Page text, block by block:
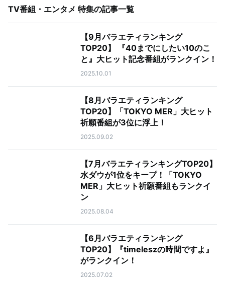
TV番組・エンタメ 特集の記事一覧
【9月バラエティランキング
TOP20】 『40までにしたい10のこ
と』大ヒット記念番組がランクイン！
2025.10.01
【8月バラエティランキング
TOP20】「TOKYO MER」大ヒット
祈願番組が3位に浮上！
2025.09.02
【7月バラエティランキングTOP20】
水ダウが1位をキープ！「TOKYO
MER」大ヒット祈願番組もランクイ
ン
2025.08.04
【6月バラエティランキング
TOP20】『timeleszの時間ですよ』
がランクイン！
2025.07.02